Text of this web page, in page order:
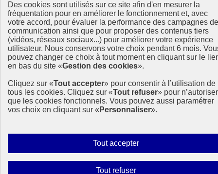
Des cookies sont utilisés sur ce site afin d'en mesurer la
fréquentation pour en améliorer le fonctionnement et, avec
votre accord, pour évaluer la performance des campagnes de
communication ainsi que pour proposer des contenus tiers
(vidéos, réseaux sociaux...) pour améliorer votre expérience
utilisateur. Nous conservons votre choix pendant 6 mois.
pouvez changer ce choix à tout moment en cliquant sur le
en bas du site «Gestion des cookies».
Cliquez sur «Tout accepter» pour consentir à l’utilisation de
tous les cookies. Cliquez sur «Tout refuser» pour n’autoriser
que les cookies fonctionnels. Vous pouvez aussi paramétrer
vos choix en cliquant sur « Personnaliser».
Tout accepterAutoriser
tous
Tout refuserInterdire
Plan du site
Accessibilité
Mentions légales
Qui sommes-nous ?
Aide
Contact
Gestion des cookies
Sauf mention contraire, tous les contenus de ce site sont sous
licence etalab-2.0